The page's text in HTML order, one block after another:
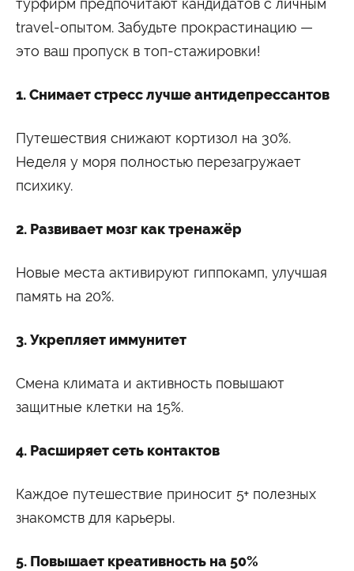
Министерство науки и высшего образования
Российской Федерации
Федерации
турфирм предпочитают кандидатов с личным
travel-опытом. Забудьте прокрастинацию —
это ваш пропуск в топ-стажировки!
1. Снимает стресс лучше антидепрессантов
Путешествия снижают кортизол на 30%.
Неделя у моря полностью перезагружает
психику.
2. Развивает мозг как тренажёр
Новые места активируют гиппокамп, улучшая
память на 20%.
3. Укрепляет иммунитет
Смена климата и активность повышают
защитные клетки на 15%.
4. Расширяет сеть контактов
Каждое путешествие приносит 5+ полезных
знакомств для карьеры.
5. Повышает креативность на 50%